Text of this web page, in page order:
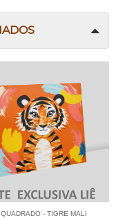
- TIGRE MALI